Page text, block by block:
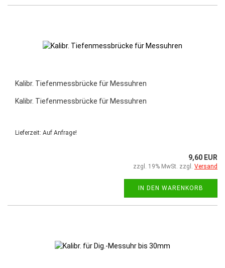
Kalibr. Tiefenmessbrücke für Messuhren
Kalibr. Tiefenmessbrücke für Messuhren
Lieferzeit: Auf Anfrage!
9,60 EUR
zzgl. 19% MwSt. zzgl. Versand
IN DEN WARENKORB